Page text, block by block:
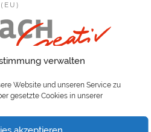
verwalten
Website und unseren Service zu
gesetzte Cookies in unserer